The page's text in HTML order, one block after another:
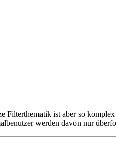
ist aber so
werden davon nur